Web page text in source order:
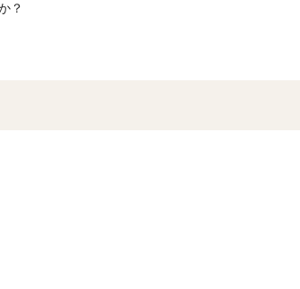
？